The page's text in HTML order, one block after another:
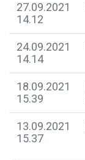
27.09.2021
14.12
24.09.2021
14.14
18.09.2021
15.39
13.09.2021
15.37